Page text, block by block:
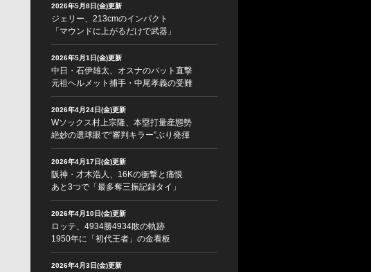
2026年5月8日(金)更新
ジェリー、213cmのインパクト
「マウンドに上がるだけで武器」
2026年5月1日(金)更新
中日・石伊雄太、オスナのバット直撃
元祖ヘルメット捕手・中尾孝義の受難
2026年4月24日(金)更新
Wソックス村上宗隆、本塁打量産態勢
絶妙の選球眼で“審判キラー”ぶり発揮
2026年4月17日(金)更新
阪神・才木浩人、16Kの衝撃と痛恨
あと3つで「最多奪三振記録タイ」
2026年4月10日(金)更新
ロッテ、4934勝4934敗の軌跡
1950年に「初代王者」の金看板
2026年4月3日(金)更新